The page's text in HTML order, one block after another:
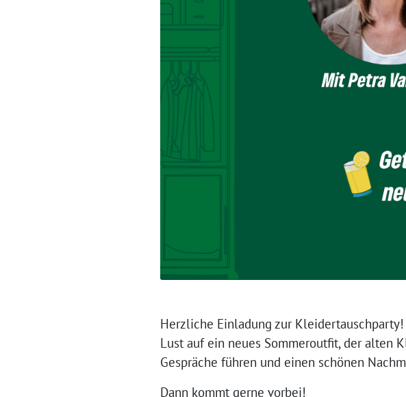
Herzliche Einladung zur Kleidertauschparty!
Lust auf ein neues Sommeroutfit, der alten
Gespräche führen und einen schönen
Dann kommt gerne vorbei!